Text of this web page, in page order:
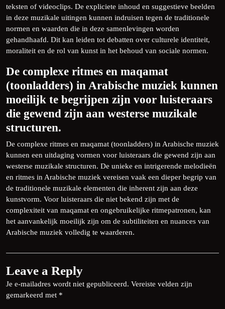
teksten of videoclips. De expliciete inhoud en suggestieve beelden
in deze muzikale uitingen kunnen indruisen tegen de traditionele
normen en waarden die in deze samenlevingen worden
gehandhaafd. Dit kan leiden tot debatten over culturele identiteit,
moraliteit en de rol van kunst in het behoud van sociale normen.
De complexe ritmes en maqamat
(toonladders) in Arabische muziek kunnen
moeilijk te begrijpen zijn voor luisteraars
die gewend zijn aan westerse muzikale
structuren.
De complexe ritmes en maqamat (toonladders) in Arabische muziek
kunnen een uitdaging vormen voor luisteraars die gewend zijn aan
westerse muzikale structuren. De unieke en intrigerende melodieën
en ritmes in Arabische muziek vereisen vaak een dieper begrip van
de traditionele muzikale elementen die inherent zijn aan deze
kunstvorm. Voor luisteraars die niet bekend zijn met de
complexiteit van maqamat en ongebruikelijke ritmepatronen, kan
het aanvankelijk moeilijk zijn om de subtiliteiten en nuances van
Arabische muziek volledig te waarderen.
Leave a Reply
Je e-mailadres wordt niet gepubliceerd. Vereiste velden zijn
gemarkeerd met *